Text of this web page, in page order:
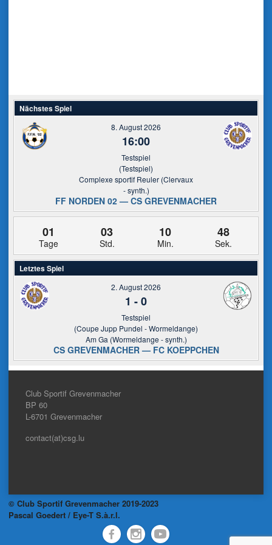
Nächstes Spiel
8. August 2026
16:00
Testspiel
(Testspiel)
Complexe sportif Reuler (Clervaux
- synth.)
FF NORDEN 02 — CS GREVENMACHER
01
Tage
03
Std.
10
Min.
48
Sek.
Letztes Spiel
2. August 2026
1 -0
Testspiel
(Coupe Jupp Pundel - Wormeldange)
Am Ga (Wormeldange - synth.)
CS GREVENMACHER — FC KOEPPCHEN
Club Sportif Grevenmacher
BP 60
L-6701 Grevenmacher
contact(at)csg.lu
© Club Sportif Grevenmacher 2019-2023
Pascal Goedert / Eye-T S.à.r.l.